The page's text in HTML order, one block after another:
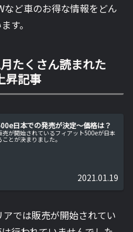
ど車のお得な情報をどん
す。
たくさん読まれた
昇記事
日本での発売が決定～価格は？
売が開始されているフィアット500eが日本
とが決まりました。
2021.01.19
では販売が開始されてい